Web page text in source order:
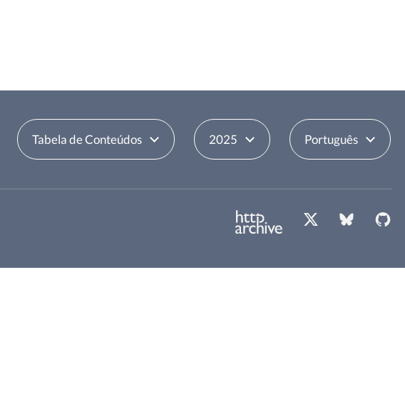
Tabela de Conteúdos 2025 Português